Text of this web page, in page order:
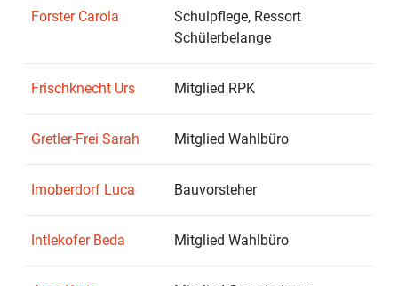
Forster Carola
Schulpflege, Ressort
Schülerbelange
Frischknecht Urs Mitglied RPK
Gretler-Frei Sarah Mitglied Wahlbüro
Imoberdorf Luca Bauvorsteher
Intlekofer Beda Mitglied Wahlbüro